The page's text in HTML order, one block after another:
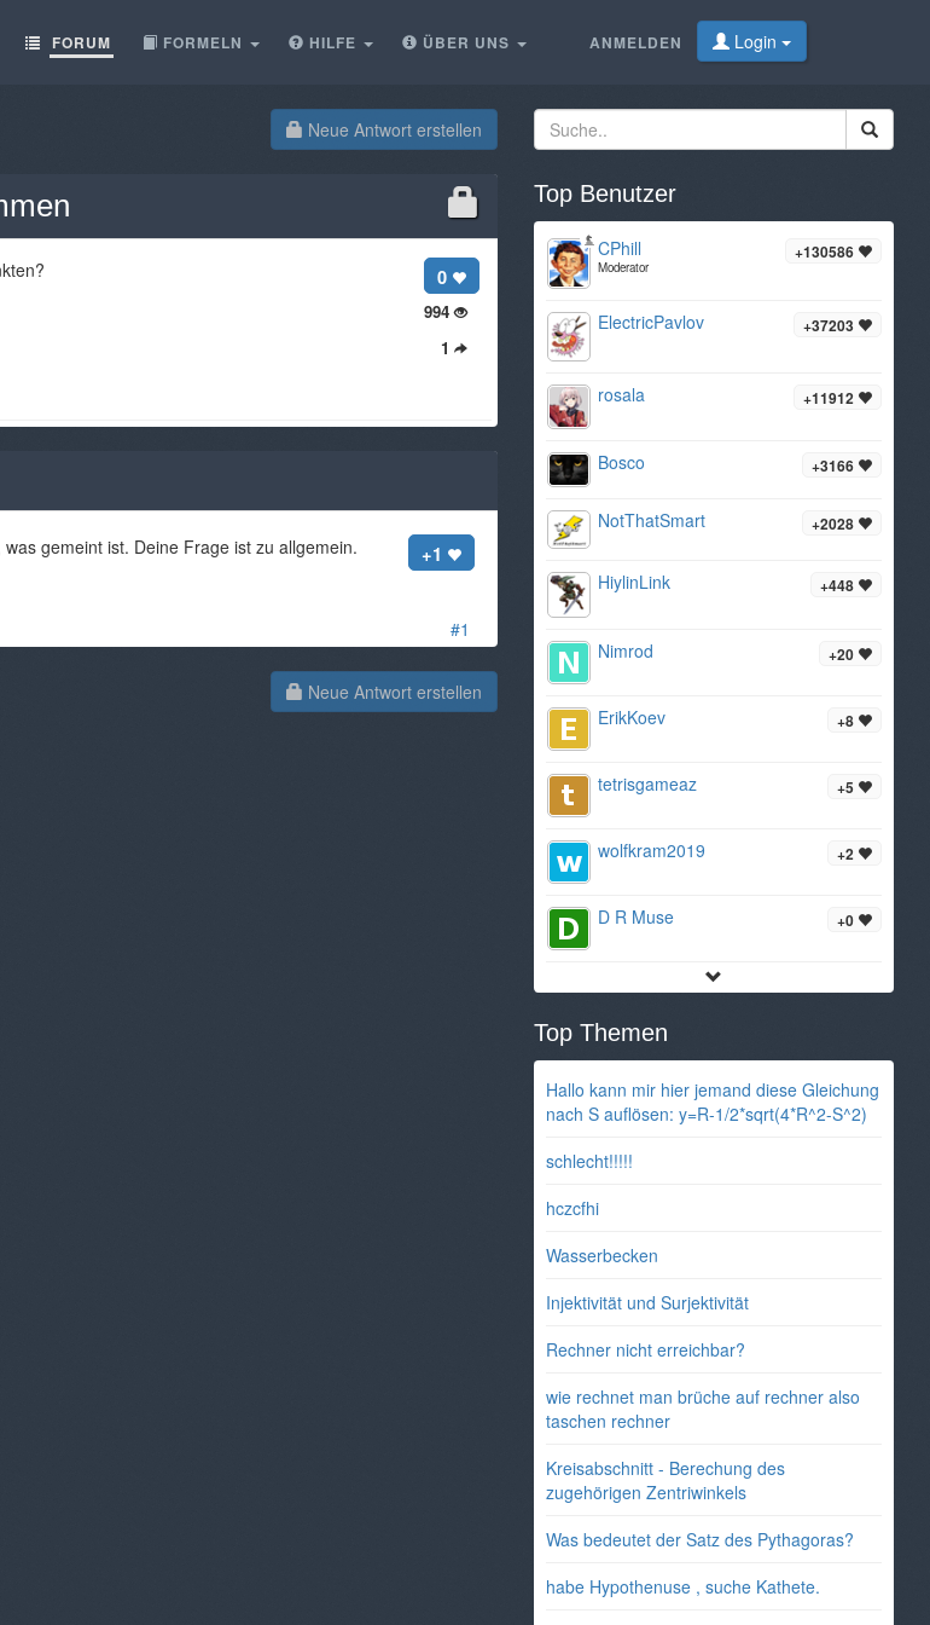
ANMELDEN Login
FORUM FORMELN HILFE ÜBER UNS
Neue Antwort erstellen
0
994
1
#1
+1
gemeint ist. Deine Frage ist zu allgemein.
Neue Antwort erstellen
Top Benutzer
+130586
CPhill
Moderator
+37203
ElectricPavlov
+11912
rosala
+3166
Bosco
+2028
NotThatSmart
+448
HiylinLink
+20
Nimrod
+8
ErikKoev
+5
tetrisgameaz
+2
wolfkram2019
+0
D R Muse
Top Themen
Hallo kann mir hier jemand diese Gleichung
nach S auflösen: y=R-1/2*sqrt(4*R^2-S^2)
schlecht!!!!!
hczcfhi
Wasserbecken
Injektivität und Surjektivität
Rechner nicht erreichbar?
wie rechnet man brüche auf rechner also
taschen rechner
Kreisabschnitt - Berechung des
zugehörigen Zentriwinkels
Was bedeutet der Satz des Pythagoras?
habe Hypothenuse , suche Kathete.